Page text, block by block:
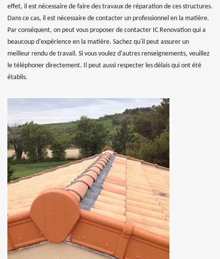
effet, il est nécessaire de faire des travaux de réparation de ces structures.
Dans ce cas, il est nécessaire de contacter un professionnel en la matière.
Par conséquent, on peut vous proposer de contacter IC Renovation qui a
beaucoup d'expérience en la matière. Sachez qu'il peut assurer un
meilleur rendu de travail. Si vous voulez d'autres renseignements, veuillez
le téléphoner directement. Il peut aussi respecter les délais qui ont été
établis.